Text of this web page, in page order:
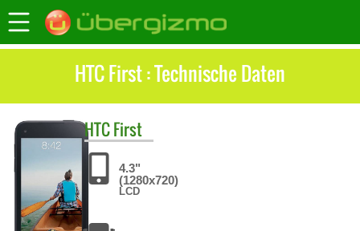
HTC First : Technische Daten
HTCFirst
4.3"
(1280x720)
LCD